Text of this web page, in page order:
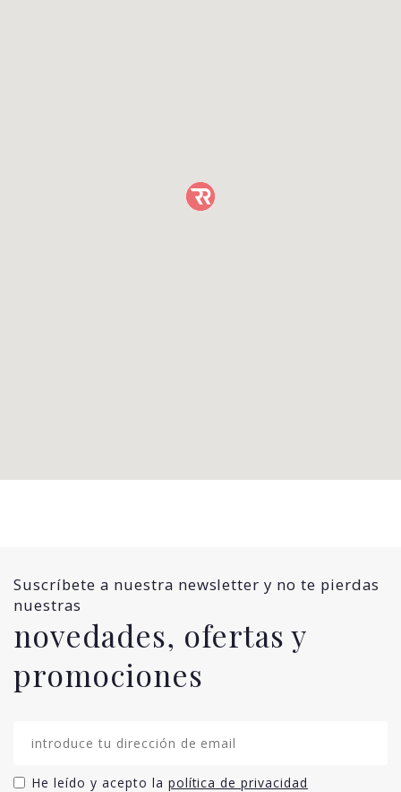
Suscríbete a nuestra newsletter y no te pierdas
nuestras
novedades, ofertas y
promociones
He leído y acepto la política de privacidad